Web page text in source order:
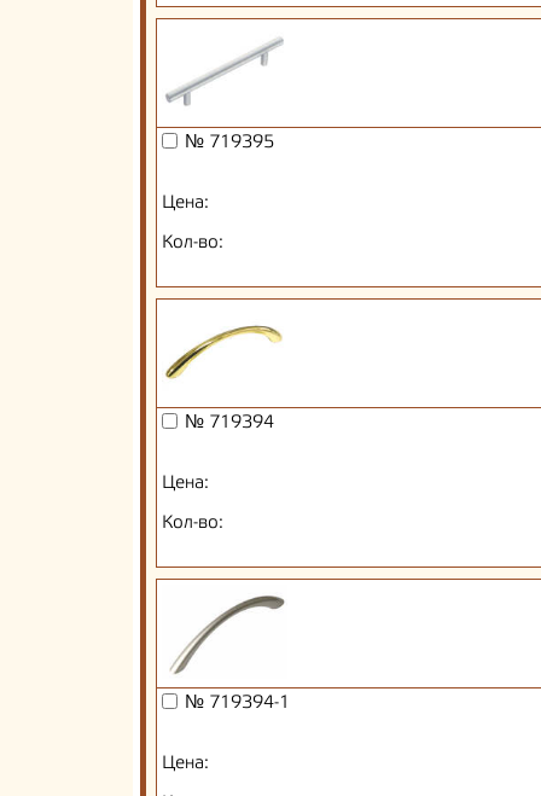
№ 719395
Цена:
Кол-во:
№ 719394
Цена:
Кол-во:
№ 719394-1
Цена: